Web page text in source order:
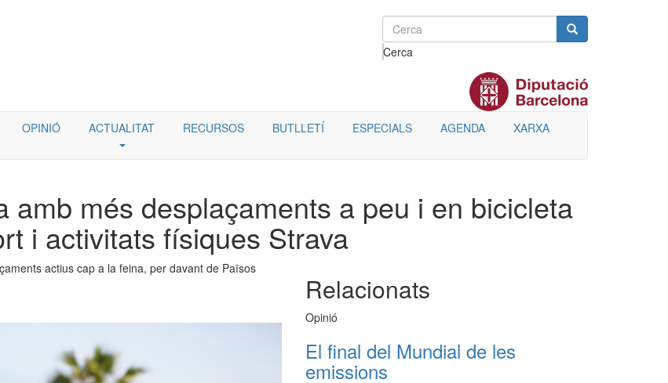
Cerca
OPINIÓ ACTUALITAT RECURSOS BUTLLETÍ ESPECIALS AGENDA XARXA
amb més desplaçaments a peu i en bicicleta
i activitats físiques Strava
actius cap a la feina, per davant de Països
Relacionats
Opinió
El final del Mundial de les
emissions